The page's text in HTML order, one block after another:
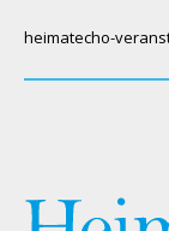
heimatecho-